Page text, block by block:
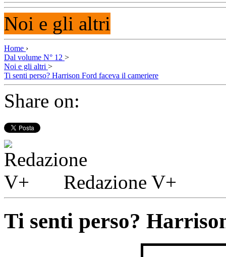
Noi e gli altri
Home ›
Dal volume N° 12 >
Noi e gli altri >
Ti senti perso? Harrison Ford faceva il cameriere
Share on:
Redazione V+
Ti senti perso?